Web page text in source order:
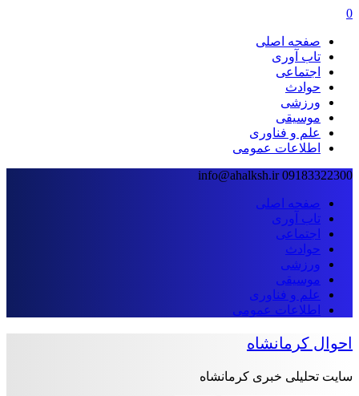
0
صفحه اصلی
تاب آوری
اجتماعی
حوادث
ورزشی
موسیقی
علم و فناوری
اطلاعات عمومی
09183322300
info@ahalksh.ir
صفحه اصلی
تاب آوری
اجتماعی
حوادث
ورزشی
موسیقی
علم و فناوری
اطلاعات عمومی
احوال کرمانشاه
سایت تحلیلی خبری کرمانشاه